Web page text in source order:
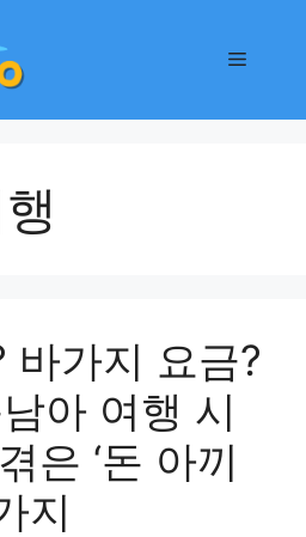
메
바가지 요금?
아 여행 시
은 ‘돈 아끼
지